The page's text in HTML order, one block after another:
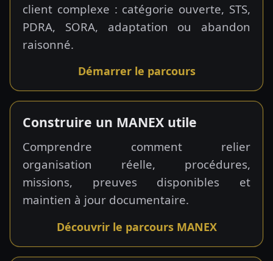
client complexe : catégorie ouverte, STS,
PDRA, SORA, adaptation ou abandon
raisonné.
Démarrer le parcours
Construire un MANEX utile
Comprendre comment relier
organisation réelle, procédures,
missions, preuves disponibles et
maintien à jour documentaire.
Découvrir le parcours MANEX